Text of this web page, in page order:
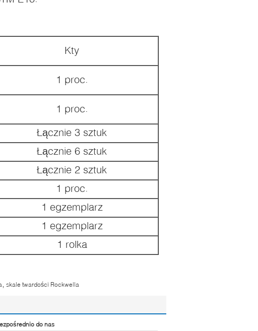
Kty
1 proc.
1 proc.
Łącznie 3 sztuk
Łącznie 6 sztuk
Łącznie 2 sztuk
1 proc.
1 egzemplarz
1 egzemplarz
1 rolka
skale twardości Rockwella
do nas